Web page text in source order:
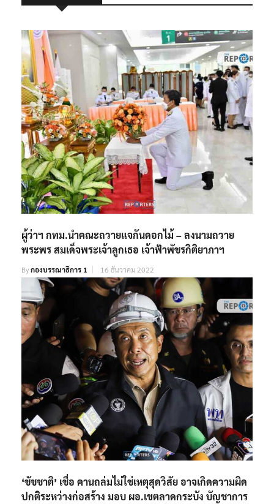
ผู้ว่าฯ กทม.นำคณะถวายแจกันดอกไม้ – ลงนามถวาย
พระพร สมเด็จพระเจ้าลูกเธอ เจ้าฟ้าพัชรกิติยาภาฯ
Byกองบรรณาธิการ 1 16 ธันวาคม 2022
‘ชัชชาติ’ เชื่อ คานถล่มไม่ใช่เหตุสุดวิสัย อาจเกิดความผิด
ปกติระหว่างก่อสร้าง มอบ ผอ.เขตลาดกระบัง บัญชาการ